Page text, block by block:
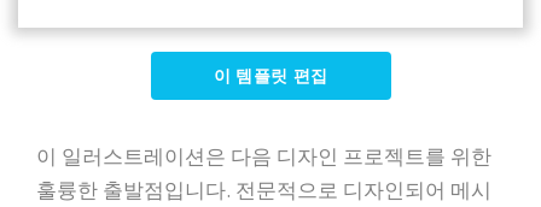
이 템플릿 편집
이 일러스트레이션은 다음 디자인 프로젝트를 위한
훌륭한 출발점입니다. 전문적으로 디자인되어 메시